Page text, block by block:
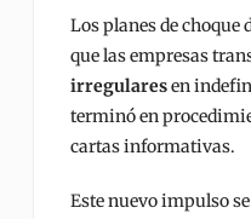
Los planes de
que las empresas
irregularesen
terminó en
cartas informativas.
Este nuevo impulso